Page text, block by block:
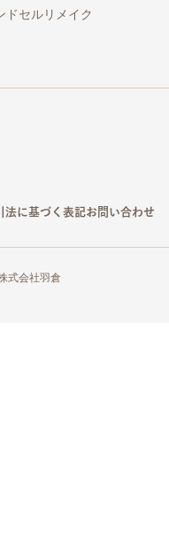
ドセルリメイク
法に基づく表記お問い合わせ
式会社羽倉